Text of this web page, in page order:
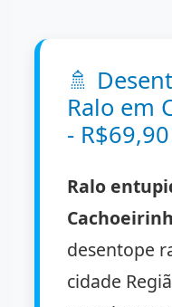
🚿
Ralo em
- R$69,90
Ralo
desentope
cidade